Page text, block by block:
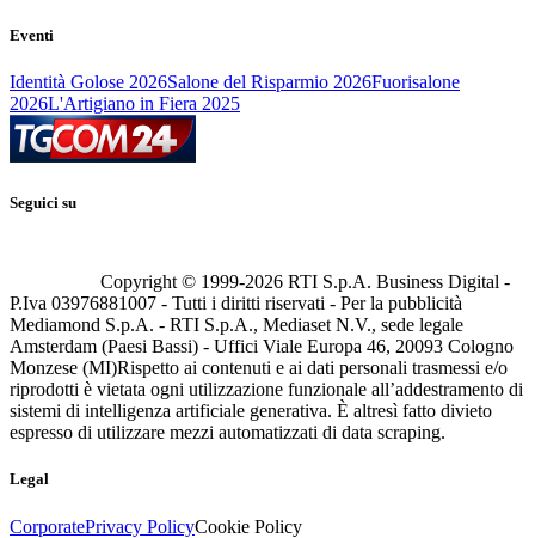
Eventi
Identità Golose 2026Salone del Risparmio 2026Fuorisalone
2026L'Artigiano in Fiera 2025
Seguici su
Copyright © 1999-2026 RTI S.p.A. Business Digital -
P.Iva 03976881007 - Tutti i diritti riservati - Per la pubblicità
Mediamond S.p.A. - RTI S.p.A., Mediaset N.V., sede legale
Amsterdam (Paesi Bassi) - Uffici Viale Europa 46, 20093 Cologno
Monzese (MI)Rispetto ai contenuti e ai dati personali trasmessi e/o
riprodotti è vietata ogni utilizzazione funzionale all’addestramento di
sistemi di intelligenza artificiale generativa. È altresì fatto divieto
espresso di utilizzare mezzi automatizzati di data scraping.
Legal
CorporatePrivacy PolicyCookie Policy